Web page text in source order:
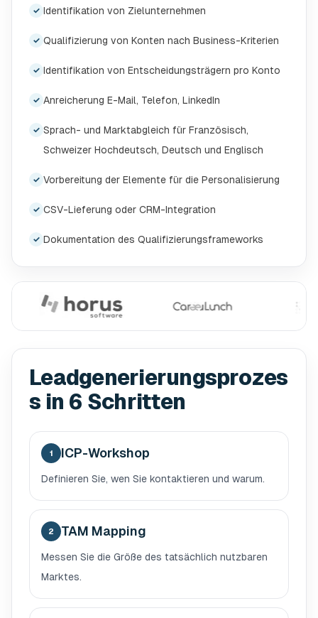
✓ Identifikation von Zielunternehmen
✓ Qualifizierung von Konten nach Business-Kriterien
✓ Identifikation von Entscheidungsträgern pro Konto
✓ Anreicherung E-Mail, Telefon, LinkedIn
✓ Sprach- und Marktabgleich für Französisch,
Schweizer Hochdeutsch, Deutsch und Englisch
✓ Vorbereitung der Elemente für die Personalisierung
✓ CSV-Lieferung oder CRM-Integration
✓ Dokumentation des Qualifizierungsframeworks
Leadgenerierungsprozes
s in 6 Schritten
1 ICP-Workshop
Definieren Sie, wen Sie kontaktieren und warum.
2 TAM Mapping
Messen Sie die Größe des tatsächlich nutzbaren
Marktes.